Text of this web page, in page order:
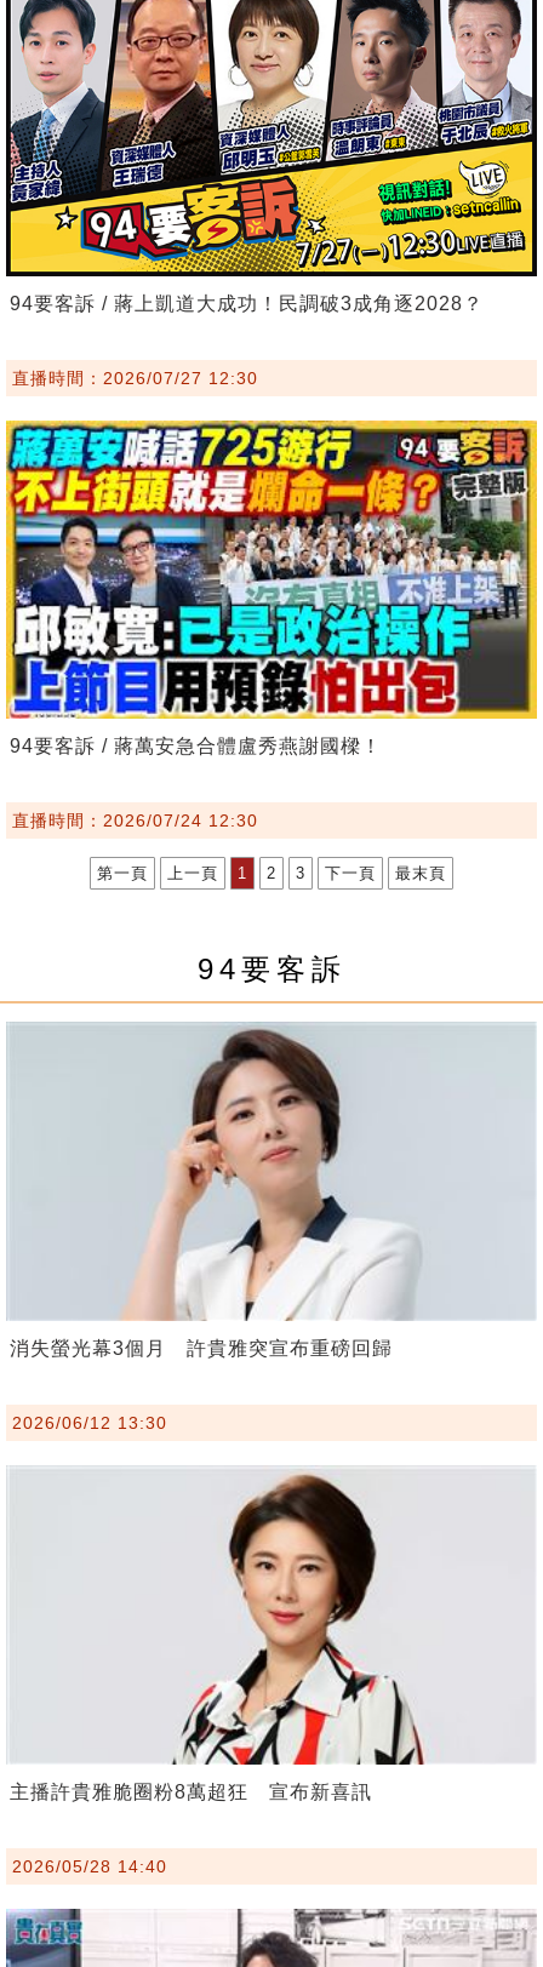
94要客訴 / 蔣上凱道大成功！民調破3成角逐2028？
直播時間：2026/07/27 12:30
94要客訴 / 蔣萬安急合體盧秀燕謝國樑！
直播時間：2026/07/24 12:30
第一頁 上一頁 1 2 3 下一頁 最末頁
94要客訴
消失螢光幕3個月 許貴雅突宣布重磅回歸
2026/06/12 13:30
主播許貴雅脆圈粉8萬超狂 宣布新喜訊
2026/05/28 14:40